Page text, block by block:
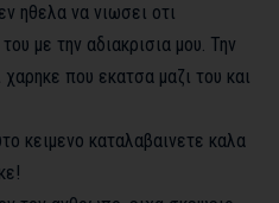
ηθελα να νιωσει οτι
με την αδιακρισια μου. Την
που εκατσα μαζι του και
κειμενο καταλαβαινετε καλα